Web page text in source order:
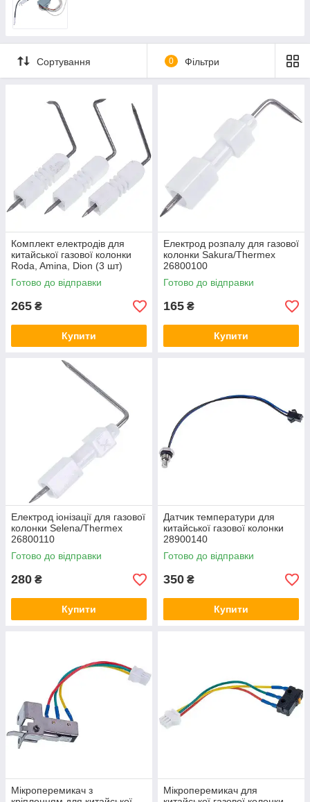
Сортування 0 Фільтри
Комплект електродів для
китайської газової колонки
Roda, Amina, Dion (3 шт)
Готово до відправки
265 ₴
Купити
Електрод розпалу для газової
колонки Sakura/Thermex
26800100
Готово до відправки
165 ₴
Купити
Електрод іонізації для газової
колонки Selena/Thermex
26800110
Готово до відправки
280 ₴
Купити
Датчик температури для
китайської газової колонки
28900140
Готово до відправки
350 ₴
Купити
Мікроперемикач з
Мікроперемикач для